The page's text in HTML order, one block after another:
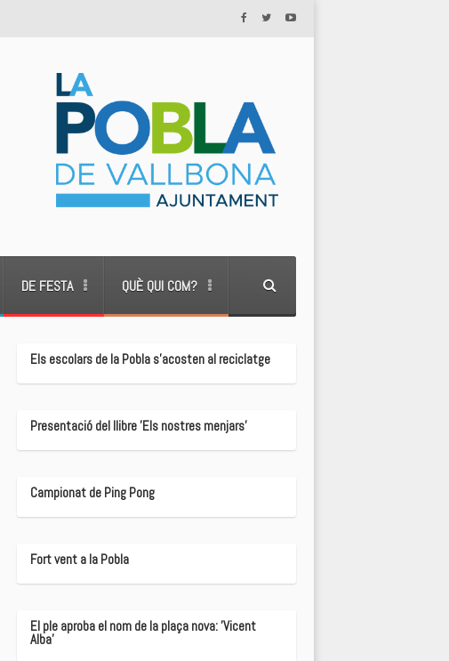
DE FESTA QUÈ QUI COM?
Els escolars de la Pobla s'acosten al reciclatge
Presentació del llibre 'Els nostres menjars'
Campionat de Ping Pong
Fort vent a la Pobla
El ple aproba el nom de la plaça nova: 'Vicent
Alba'